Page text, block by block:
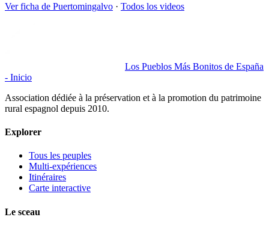
Ver ficha de Puertomingalvo · Todos los videos
Los Pueblos Más Bonitos de España
- Inicio
Association dédiée à la préservation et à la promotion du patrimoine
rural espagnol depuis 2010.
Explorer
Tous les peuples
Multi-expériences
Itinéraires
Carte interactive
Le sceau